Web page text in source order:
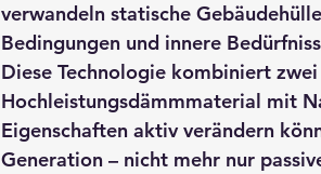
verwandeln statische
Bedingungen und innere
Diese Technologie kombiniert
Hochleistungsdämmmaterial mit
Eigenschaften aktiv verändern
Generation – nicht mehr nur